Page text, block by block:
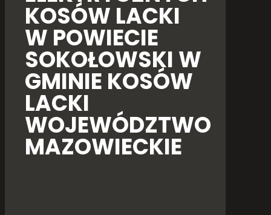
KOSÓW LACKI
W POWIECIE
SOKOŁOWSKI W
GMINIE KOSÓW
LACKI
WOJEWÓDZTWO
MAZOWIECKIE